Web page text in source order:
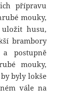
přípravu
mouky,
husu,
brambory
postupně
mouky,
byly lokše
vále na